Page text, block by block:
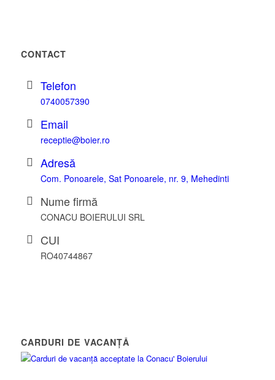
CONTACT
Telefon
0740057390
Email
receptie@boier.ro
Adresă
Com. Ponoarele, Sat Ponoarele, nr. 9, Mehedinti
Nume firmă
CONACU BOIERULUI SRL
CUI
RO40744867
CARDURI DE VACANȚĂ